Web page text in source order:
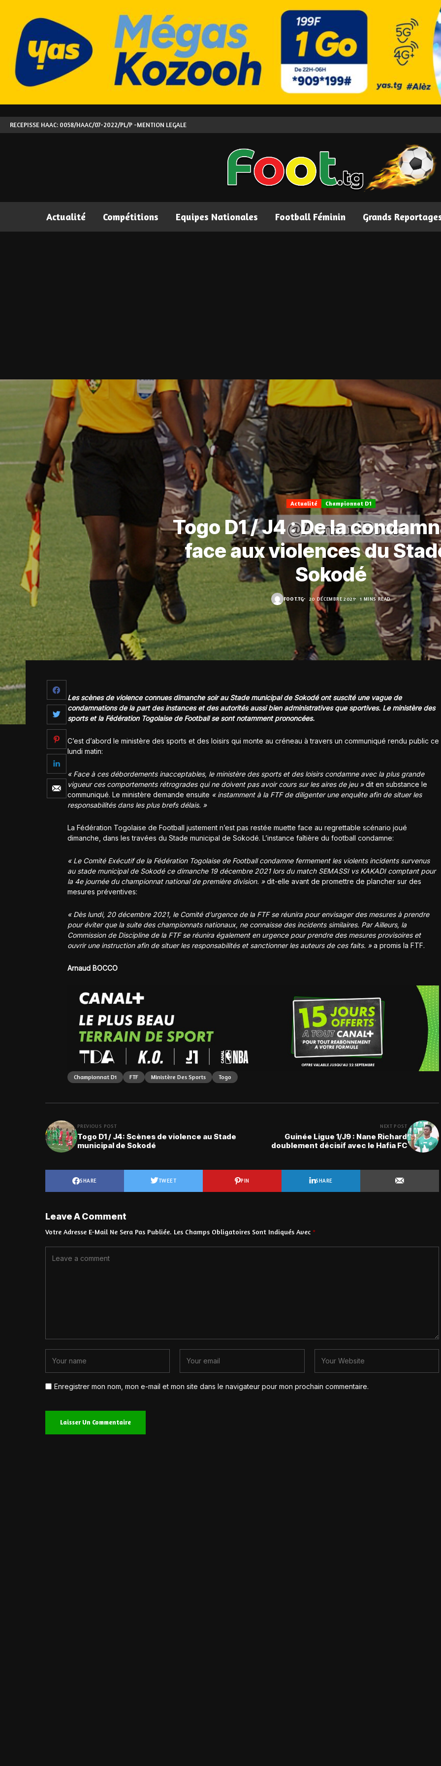
RECEPISSE HAAC: 0058/HAAC/07-2022/PL/P -MENTION LEGALE
Actualité Compétitions Equipes Nationales Football Féminin Grands
Actualité Championnat D1
Togo D1 / J4 : De la
face aux violences du
Sokodé
FOOT.TG 20 DÉCEMBRE 2021 1 MINS READ
Les scènes de violence connues dimanche soir au Stade municipal de Sokodé ont suscité une vague de
condamnations de la part des instances et des autorités aussi bien administratives que sportives. Le ministère des
sports et la Fédération Togolaise de Football se sont notamment prononcées.
C’est d’abord le ministère des sports et des loisirs qui monte au créneau à travers un communiqué rendu public ce
lundi matin:
« Face à ces débordements inacceptables, le ministère des sports et des loisirs condamne avec la plus grande
vigueur ces comportements rétrogrades qui ne doivent pas avoir cours sur les aires de jeu »dit en substance le
communiqué. Le ministère demande ensuite « instamment à la FTF de diligenter une enquête afin de situer les
responsabilités dans les plus brefs délais. »
La Fédération Togolaise de Football justement n’est pas restée muette face au regrettable scénario joué
dimanche, dans les travées du Stade municipal de Sokodé. L’instance faîtière du football condamne:
« Le Comité Exécutif de la Fédération Togolaise de Football condamne fermement les violents incidents survenus
au stade municipal de Sokodé ce dimanche 19 décembre 2021 lors du match SEMASSI vs KAKADI comptant pour
la 4e journée du championnat national de première division. »dit-elle avant de promettre de plancher sur des
mesures préventives:
« Dès lundi, 20 décembre 2021, le Comité d’urgence de la FTF se réunira pour envisager des mesures à prendre
pour éviter que la suite des championnats nationaux, ne connaisse des incidents similaires. Par Ailleurs, la
Commission de Discipline de la FTF se réunira également en urgence pour prendre des mesures provisoires et
ouvrir une instruction afin de situer les responsabilités et sanctionner les auteurs de ces faits. »a promis la FTF.
Arnaud BOCCO
Championnat D1 FTF Ministère Des Sports Togo
PREVIOUS POST
Togo D1 / J4: Scènes de violence au Stade
municipal de Sokodé
NEXT POST
Guinée Ligue 1/J9 : Nane Richard
doublement décisif avec le Hafia FC
SHARE TWEET PIN SHARE
Leave A Comment
Votre Adresse E-Mail Ne Sera Pas Publiée. Les Champs Obligatoires Sont Indiqués Avec *
Enregistrer mon nom, mon e-mail et mon site dans le navigateur pour mon prochain commentaire.